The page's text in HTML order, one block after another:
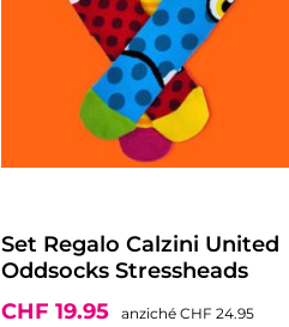
Set Regalo Calzini United
Oddsocks Stressheads
Prezzo di vendita:
CHF 19.95 anziché Prezzo normale:
CHF 24.95